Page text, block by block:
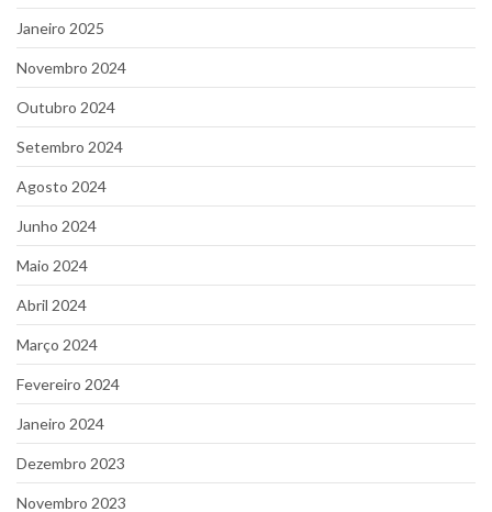
Janeiro 2025
Novembro 2024
Outubro 2024
Setembro 2024
Agosto 2024
Junho 2024
Maio 2024
Abril 2024
Março 2024
Fevereiro 2024
Janeiro 2024
Dezembro 2023
Novembro 2023